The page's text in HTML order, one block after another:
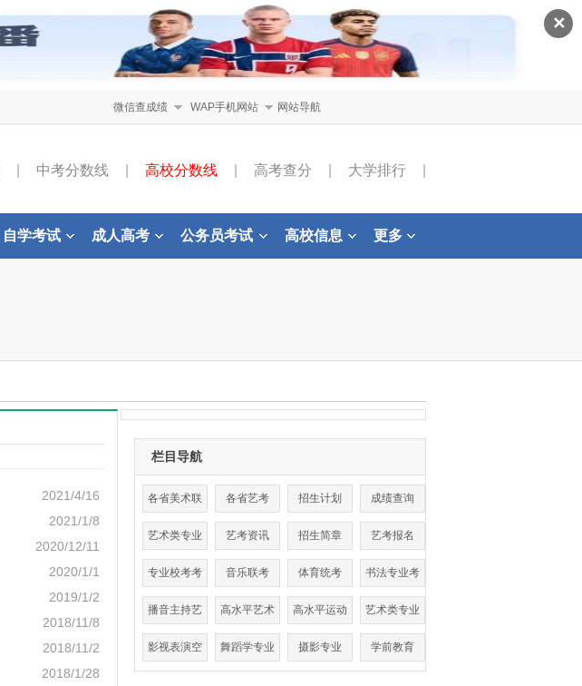
✕
微信查成绩 WAP手机网站 网站导航
中考分数线 高校分数线 高考查分 大学排行
自学考试 成人高考 公务员考试 高校信息 更多
2021/4/16
2021/1/8
2020/12/11
2020/1/1
2019/1/2
2018/11/8
2018/11/2
2018/1/28
栏目导航
各省美术联
考
各省艺考 招生计划 成绩查询
艺术类专业
分数线
艺考资讯 招生简章 艺考报名
专业校考考
点
音乐联考 体育统考 书法专业考
试
播音主持艺
术
高水平艺术
团
高水平运动
队
艺术类专业
影视表演空
乘
舞蹈学专业 摄影专业 学前教育